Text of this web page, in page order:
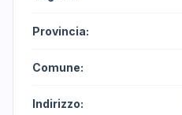
Provincia:
Comune:
Indirizzo: